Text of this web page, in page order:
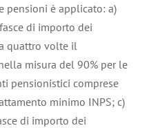
pensioni è applicato: a)
di importo dei
quattro volte il
misura del 90% per le
pensionistici comprese
minimo INPS; c)
di importo dei